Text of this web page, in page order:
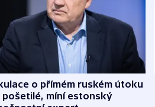
o přímém ruském útoku
pošetilé, míní estonský